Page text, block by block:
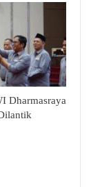
Dharmasraya